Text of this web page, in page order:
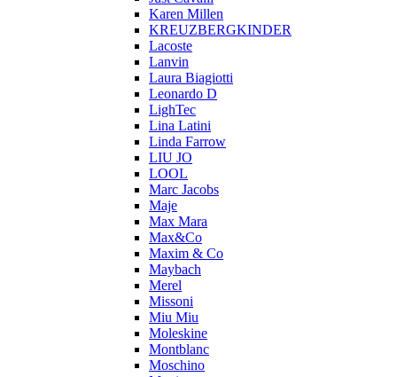
Karen Millen
KREUZBERGKINDER
Lacoste
Lanvin
Laura Biagiotti
Leonardo D
LighTec
Lina Latini
Linda Farrow
LIU JO
LOOL
Marc Jacobs
Maje
Max Mara
Max&Co
Maxim & Co
Maybach
Merel
Missoni
Miu Miu
Moleskine
Montblanc
Moschino